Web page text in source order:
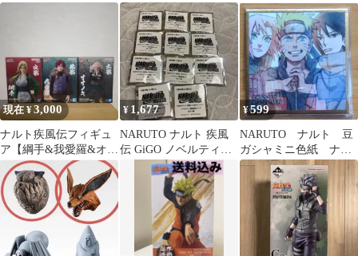
NM-179
ト 4枚セット
現在 ¥3,000
ナルト疾風伝フィギュ
ア【綱手&我愛羅&オオ
ノキ】3体セット
¥ 1,677
NARUTO ナルト 疾風
伝 GiGO ノベルティ一
族家紋 缶バッチ 11個
¥599
NARUTO ナルト 豆
ガシャミニ色紙 ナル
ト サクラ サスケ